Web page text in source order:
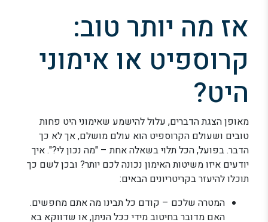
אז מה יותר טוב:
קרוספיט או אימוני
היט?
מאופן הצגת הדברים, עלול להישמע שאימוני היט פחות
טובים ושעולם הקרוספיט הוא עולם מושלם, אך לא כך
הדבר. בפועל, הכל תלוי בשאלה אחת – "מה נכון לי?". איך
יודעים איזו משיטות האימון נכונה לכם יותר? ובכן לשם כך
תוכלו להיעזר בקריטריונים הבאים:
המטרה שלכם – קודם כל תבינו מה אתם מחפשים.
האם מדובר בחיטוב מידי ככל הניתן, או שדווקא בא